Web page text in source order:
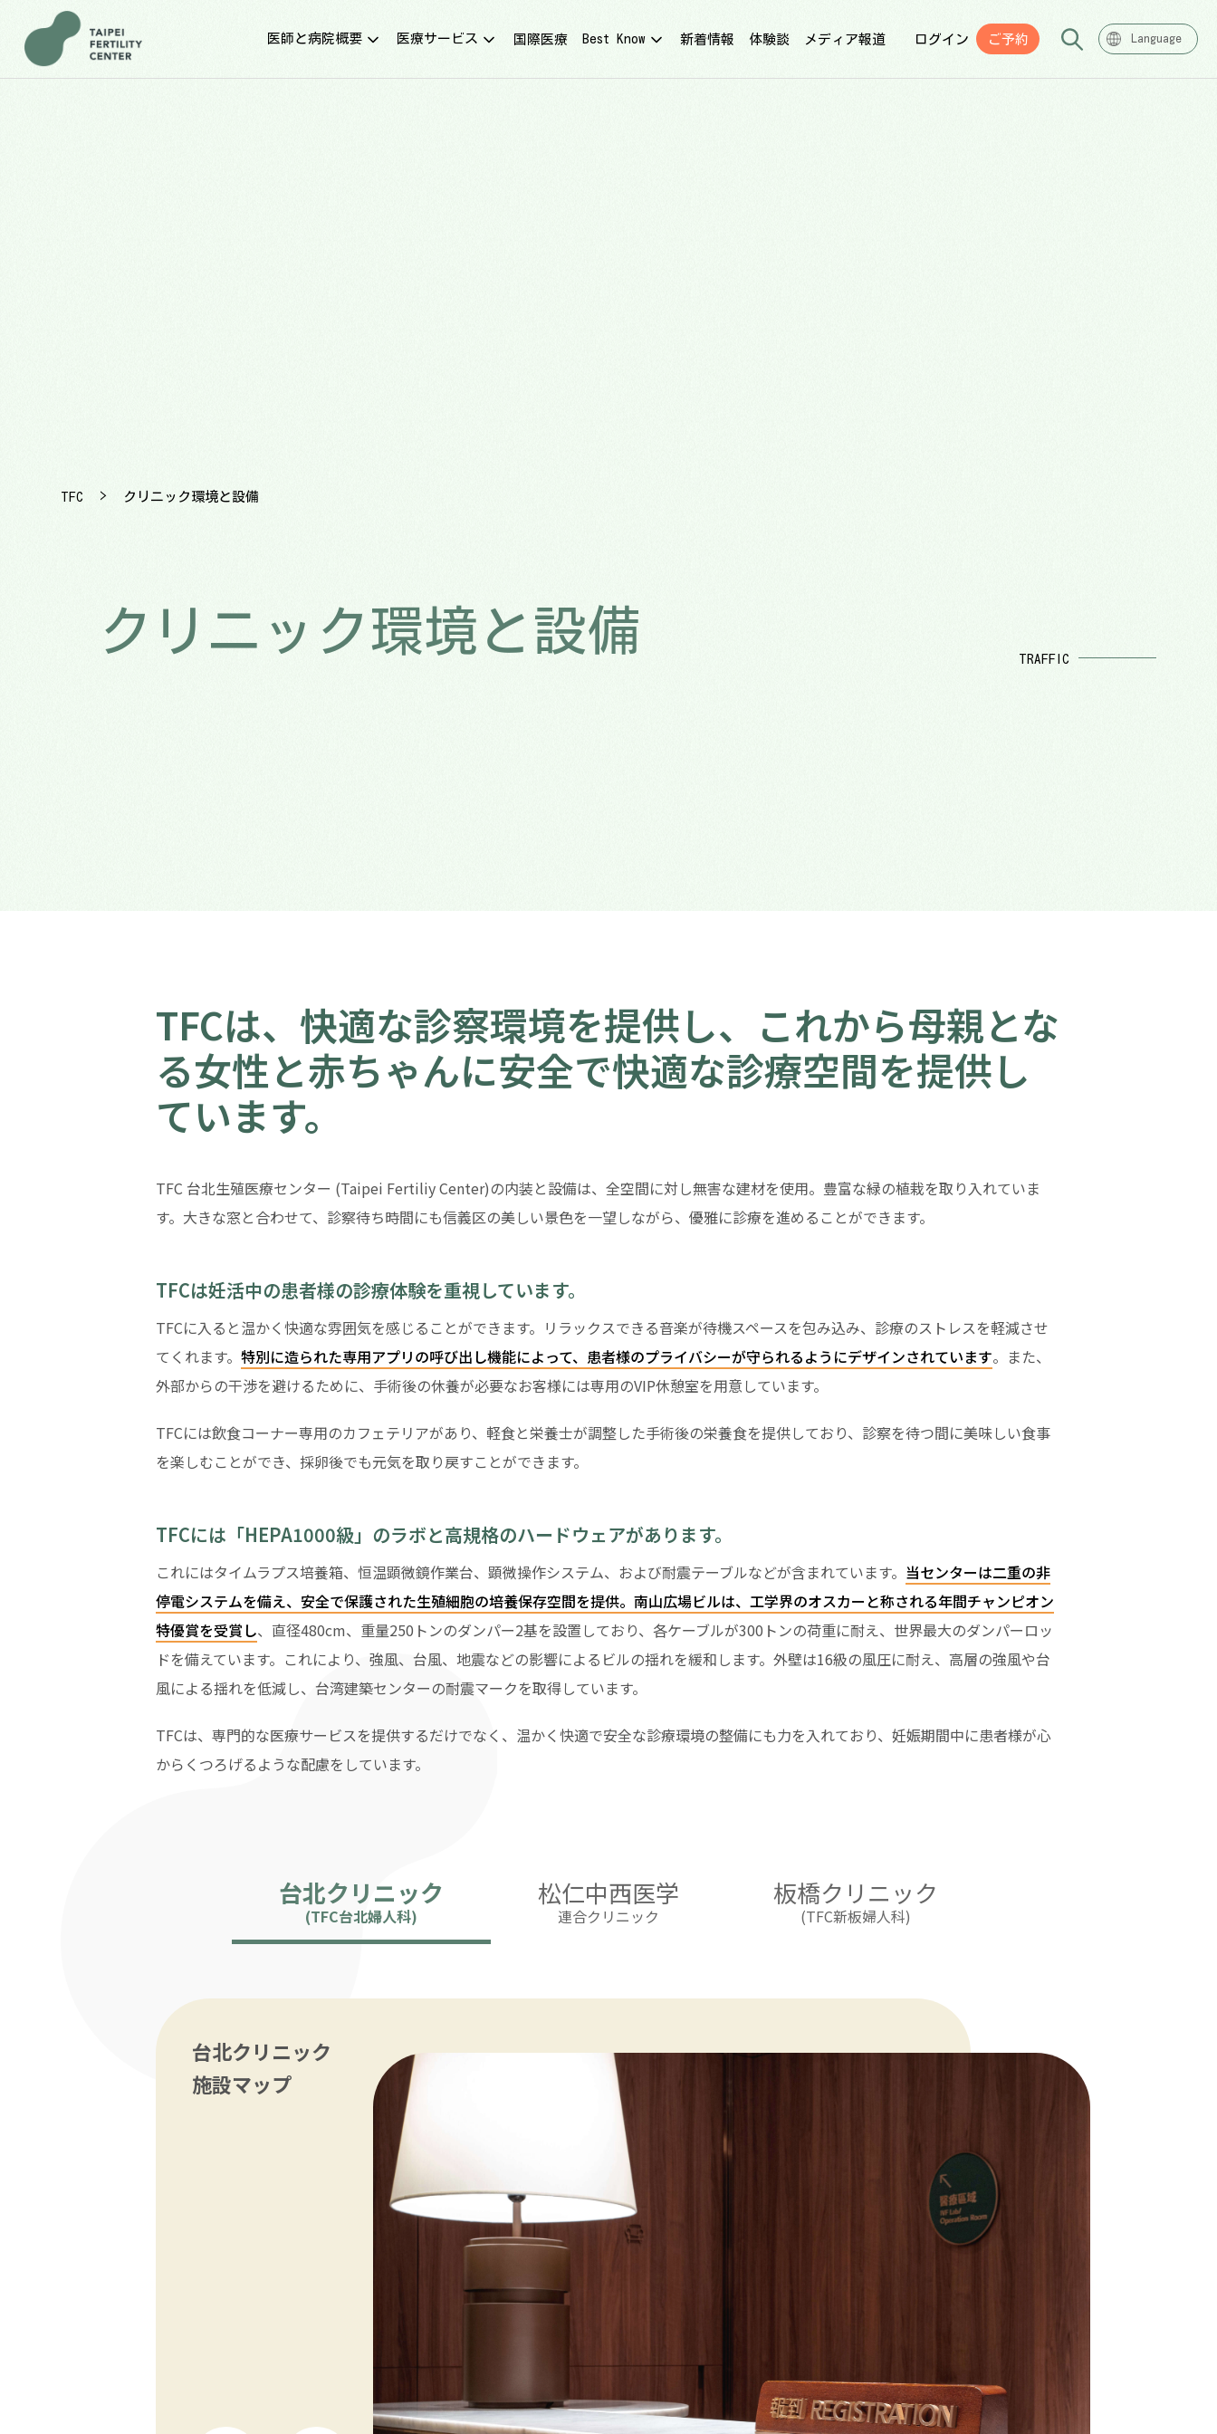
医師と病院概要
医療サービス
国際医療
Best Know
新着情報 体験談 メディア報道 ログイン ご予約 Language
TFC > クリニック環境と設備
クリニック環境と設備
TRAFFIC
TFCは、快適な診察環境を提供し、これから母親とな
る女性と赤ちゃんに安全で快適な診療空間を提供し
ています。
TFC 台北生殖医療センター (Taipei Fertiliy Center)の内装と設備は、全空間に対し無害な建材を使用。豊富な緑の植栽を取り入れていま
す。大きな窓と合わせて、診察待ち時間にも信義区の美しい景色を一望しながら、優雅に診療を進めることができます。
TFCは妊活中の患者様の診療体験を重視しています。
TFCに入ると温かく快適な雰囲気を感じることができます。リラックスできる音楽が待機スペースを包み込み、診療のストレスを軽減させ
てくれます。 特別に造られた専用アプリの呼び出し機能によって、患者様のプライバシーが守られるようにデザインされています。また、
外部からの干渉を避けるために、手術後の休養が必要なお客様には専用のVIP休憩室を用意しています。
TFCには飲食コーナー専用のカフェテリアがあり、軽食と栄養士が調整した手術後の栄養食を提供しており、診察を待つ間に美味しい食事
を楽しむことができ、採卵後でも元気を取り戻すことができます。
TFCには「HEPA1000級」のラボと高規格のハードウェアがあります。
これにはタイムラプス培養箱、恒温顕微鏡作業台、顕微操作システム、および耐震テーブルなどが含まれています。 当センターは二重の非
停電システムを備え、安全で保護された生殖細胞の培養保存空間を提供。南山広場ビルは、工学界のオスカーと称される年間チャンピオン
特優賞を受賞し、直径480cm、重量250トンのダンパー2基を設置しており、各ケーブルが300トンの荷重に耐え、世界最大のダンパーロッ
ドを備えています。これにより、強風、台風、地震などの影響によるビルの揺れを緩和します。外壁は16級の風圧に耐え、高層の強風や台
風による揺れを低減し、台湾建築センターの耐震マークを取得しています。
TFCは、専門的な医療サービスを提供するだけでなく、温かく快適で安全な診療環境の整備にも力を入れており、妊娠期間中に患者様が心
からくつろげるような配慮をしています。
台北クリニック
(TFC台北婦人科)
松仁中西医学
連合クリニック
板橋クリニック
(TFC新板婦人科)
台北クリニック
施設マップ